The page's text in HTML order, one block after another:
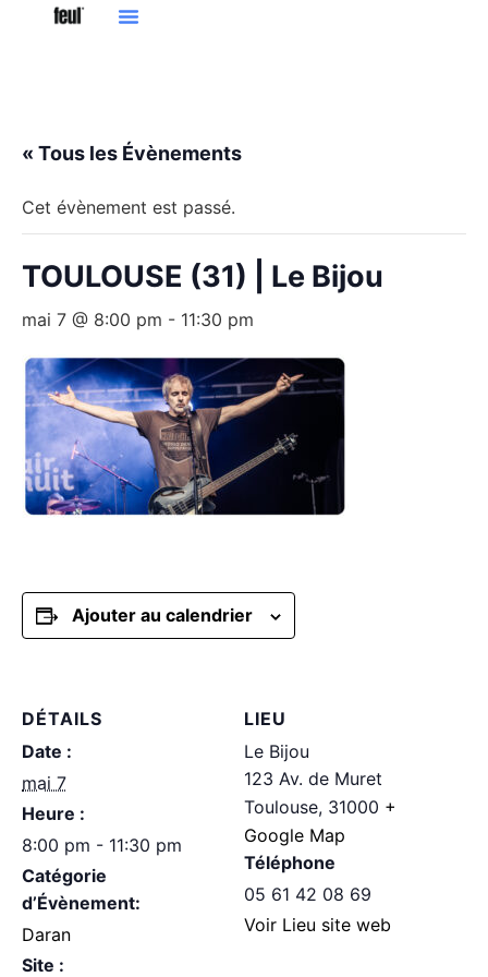
« Tous les Évènements
Cet évènement est passé.
TOULOUSE (31) | Le Bijou
mai 7 @ 8:00 pm - 11:30 pm
Ajouter au calendrier
DÉTAILS
Date :
mai 7
Heure :
8:00 pm - 11:30 pm
Catégorie
d’Évènement:
Daran
Site :
LIEU
Le Bijou
123 Av. de Muret
Toulouse, 31000 +
Google Map
Téléphone
05 61 42 08 69
Voir Lieu site web